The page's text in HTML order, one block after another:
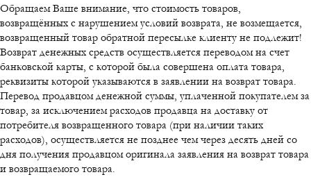
Обращаем Ваше внимание, что стоимость товаров,
возвращённых с нарушением условий возврата, не возмещается,
возвращенный товар обратной пересылке клиенту не подлежит!
Возврат денежных средств осуществляется переводом на счет
банковской карты, с которой была совершена оплата товара,
реквизиты которой указываются в заявлении на возврат товара.
Перевод продавцом денежной суммы, уплаченной покупателем за
товар, за исключением расходов продавца на доставку от
потребителя возвращенного товара (при наличии таких
расходов), осуществляется не позднее чем через десять дней со
дня получения продавцом оригинала заявления на возврат товара
и возвращаемого товара.